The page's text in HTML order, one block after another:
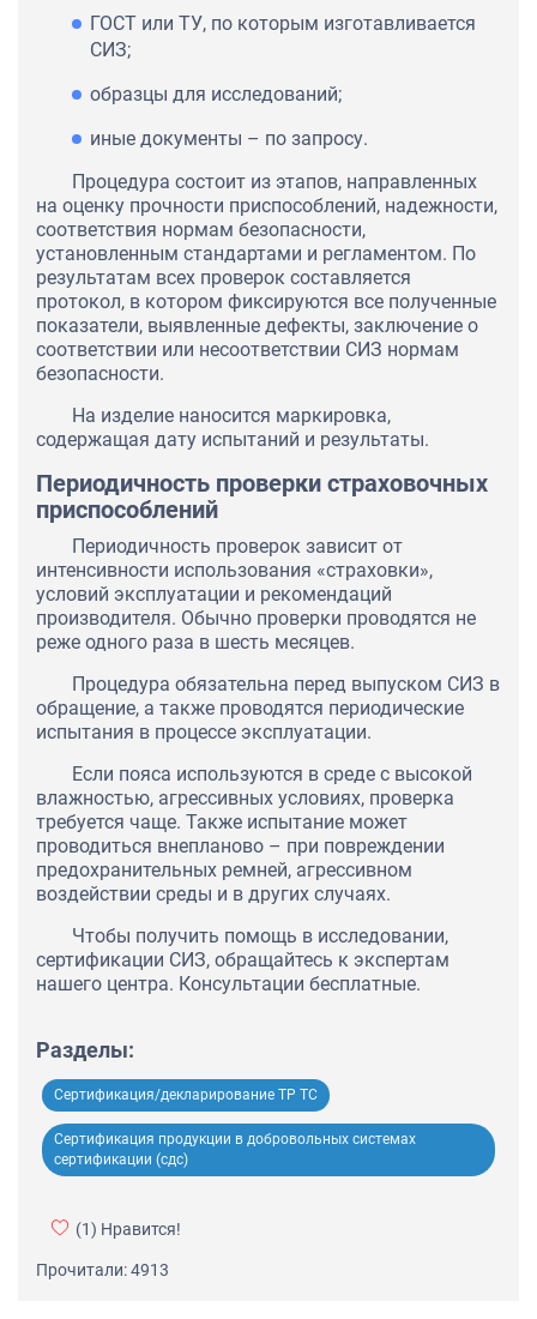
ГОСТ или ТУ, по которым изготавливается
СИЗ;
образцы для исследований;
иные документы – по запросу.
Процедура состоит из этапов, направленных
на оценку прочности приспособлений, надежности,
соответствия нормам безопасности,
установленным стандартами и регламентом. По
результатам всех проверок составляется
протокол, в котором фиксируются все полученные
показатели, выявленные дефекты, заключение о
соответствии или несоответствии СИЗ нормам
безопасности.
На изделие наносится маркировка,
содержащая дату испытаний и результаты.
Периодичность проверки страховочных
приспособлений
Периодичность проверок зависит от
интенсивности использования «страховки»,
условий эксплуатации и рекомендаций
производителя. Обычно проверки проводятся не
реже одного раза в шесть месяцев.
Процедура обязательна перед выпуском СИЗ в
обращение, а также проводятся периодические
испытания в процессе эксплуатации.
Если пояса используются в среде с высокой
влажностью, агрессивных условиях, проверка
требуется чаще. Также испытание может
проводиться внепланово – при повреждении
предохранительных ремней, агрессивном
воздействии среды и в других случаях.
Чтобы получить помощь в исследовании,
сертификации СИЗ, обращайтесь к экспертам
нашего центра. Консультации бесплатные.
Разделы:
Сертификация/декларирование ТР ТС
Сертификация продукции в добровольных системах
сертификации (сдс)
(1) Нравится!
Прочитали: 4913